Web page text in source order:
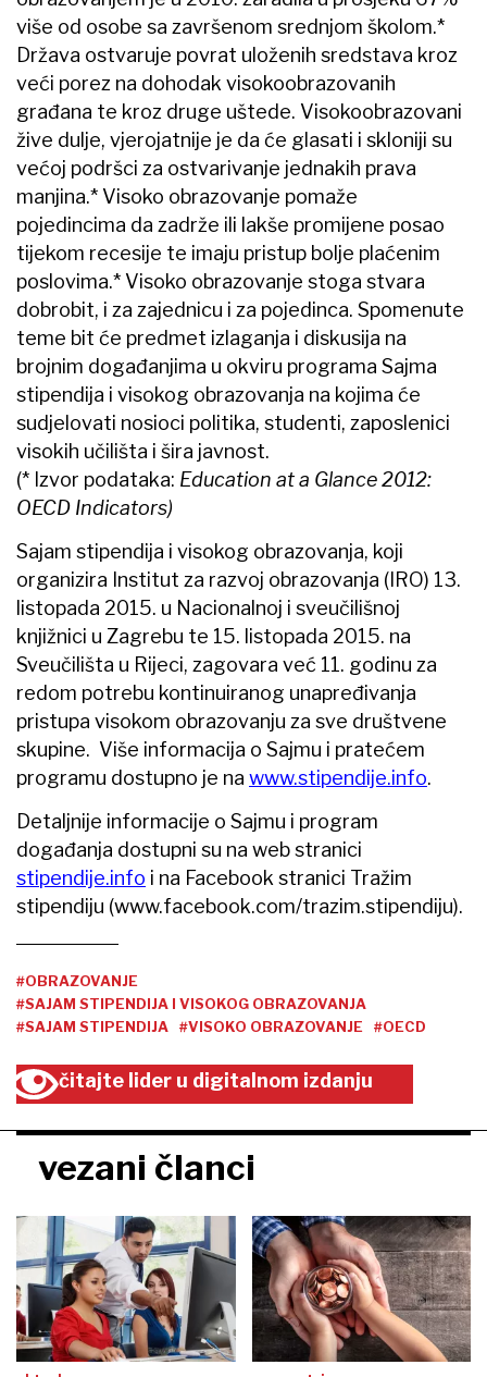
više od osobe sa završenom srednjom školom.*
Država ostvaruje povrat uloženih sredstava kroz
veći porez na dohodak visokoobrazovanih
građana te kroz druge uštede. Visokoobrazovani
žive dulje, vjerojatnije je da će glasati i skloniji su
većoj podršci za ostvarivanje jednakih prava
manjina.* Visoko obrazovanje pomaže
pojedincima da zadrže ili lakše promijene posao
tijekom recesije te imaju pristup bolje plaćenim
poslovima.* Visoko obrazovanje stoga stvara
dobrobit, i za zajednicu i za pojedinca. Spomenute
teme bit će predmet izlaganja i diskusija na
brojnim događanjima u okviru programa Sajma
stipendija i visokog obrazovanja na kojima će
sudjelovati nosioci politika, studenti, zaposlenici
visokih učilišta i šira javnost.
(* Izvor podataka: Education at a Glance 2012:
OECD Indicators)
Sajam stipendija i visokog obrazovanja, koji
organizira Institut za razvoj obrazovanja (IRO) 13.
listopada 2015. u Nacionalnoj i sveučilišnoj
knjižnici u Zagrebu te 15. listopada 2015. na
Sveučilišta u Rijeci, zagovara već 11. godinu za
redom potrebu kontinuiranog unapređivanja
pristupa visokom obrazovanju za sve društvene
skupine. Više informacija o Sajmu i pratećem
programu dostupno je na www.stipendije.info.
Detaljnije informacije o Sajmu i program
događanja dostupni su na web stranici
stipendije.info i na Facebook stranici Tražim
stipendiju (www.facebook.com/trazim.stipendiju).
#OBRAZOVANJE
#SAJAM STIPENDIJA I VISOKOG OBRAZOVANJA
#SAJAM STIPENDIJA
#VISOKO OBRAZOVANJE #OECD
čitajte lider u digitalnom izdanju
vezani članci